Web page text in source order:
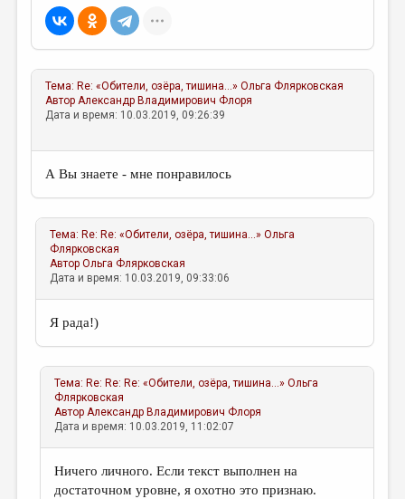
ЭССЕИСТИКА
ЛИТЕРАТУРОВЕДЕНИЕ
КУЛЬТУРОВЕДЕНИЕ
ПУБЛИЦИСТИКА
ЦИКЛЫ ПУБЛИКАЦИЙ
ТРЕДИАКОВСКИЙ
МЕДИА
ВКОНТАКТЕ
Тема: Re: «Обители, озёра, тишина...» Ольга Флярковская
АвторАлександр Владимирович Флоря
Дата и время: 10.03.2019, 09:26:39
А Вы знаете - мне понравилось
Тема: Re: Re: «Обители, озёра, тишина...» Ольга
Флярковская
АвторОльга Флярковская
Дата и время: 10.03.2019, 09:33:06
Я рада!)
Тема: Re: Re: Re: «Обители, озёра, тишина...» Ольга
Флярковская
АвторАлександр Владимирович Флоря
Дата и время: 10.03.2019, 11:02:07
Ничего личного. Если текст выполнен на
достаточном уровне, я охотно это признаю.